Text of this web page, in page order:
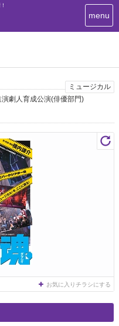
T
o
n
i
g
menu
ミュージカル
演劇人育成公演(俳優部門)
お気に入りチラシにする